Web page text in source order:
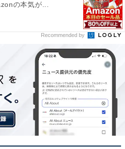
セス可能なスーパー、コンビ
ェ、文化施設、子育て・教育施
の充実度をカテゴリー別に100
王子駅の「駅周辺充実度」は
ント。
度」から算出した、理論家賃
割合（理論家賃比率）が最も
、理論家賃の半額以下の家賃
を借りられることを意味して
の本気が...
Recommended by